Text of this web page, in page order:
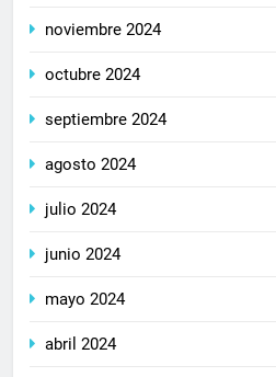
noviembre 2024
octubre 2024
septiembre 2024
agosto 2024
julio 2024
junio 2024
mayo 2024
abril 2024